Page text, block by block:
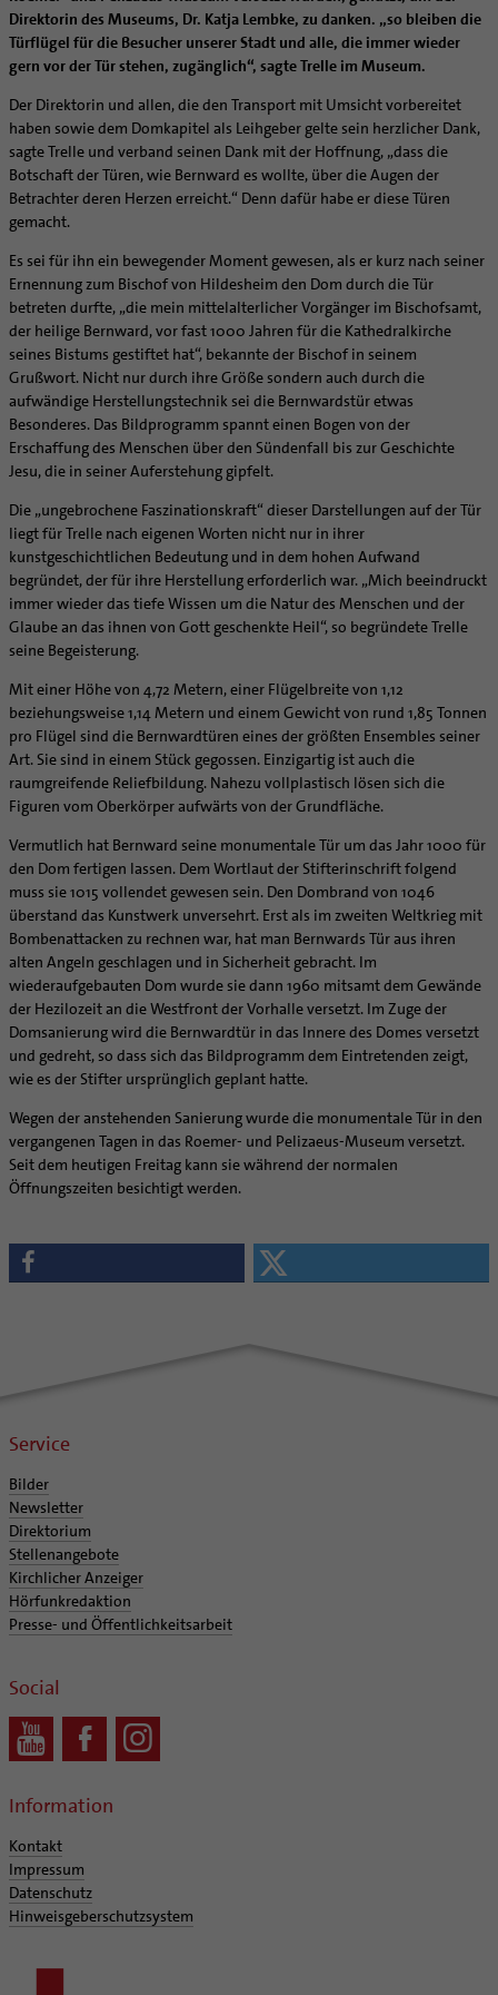
Ehe - Familie - Geschlechtergerechtigkeit
Kategoriale und Diakonale Seelsorge
Polizei- und Feuerwehr
Schule
Gefängnisseelsorge
Segensorte
Veranstaltungen
Supervision
Coaching
Aufbrüche in der Kirche
Ehrenamtliche
KirchenZeitung online
Verwaltungsbeauftragte / Verwaltungsleitungen in
Pfarrgemeinden
Direktorin des Museums, Dr. Katja Lembke, zu danken. „so bleiben die
Türflügel für die Besucher unserer Stadt und alle, die immer wieder
gern vor der Tür stehen, zugänglich“, sagte Trelle im Museum.
Der Direktorin und allen, die den Transport mit Umsicht vorbereitet
haben sowie dem Domkapitel als Leihgeber gelte sein herzlicher Dank,
sagte Trelle und verband seinen Dank mit der Hoffnung, „dass die
Botschaft der Türen, wie Bernward es wollte, über die Augen der
Betrachter deren Herzen erreicht.“ Denn dafür habe er diese Türen
gemacht.
Es sei für ihn ein bewegender Moment gewesen, als er kurz nach seiner
Ernennung zum Bischof von Hildesheim den Dom durch die Tür
betreten durfte, „die mein mittelalterlicher Vorgänger im Bischofsamt,
der heilige Bernward, vor fast 1000 Jahren für die Kathedralkirche
seines Bistums gestiftet hat“, bekannte der Bischof in seinem
Grußwort. Nicht nur durch ihre Größe sondern auch durch die
aufwändige Herstellungstechnik sei die Bernwardstür etwas
Besonderes. Das Bildprogramm spannt einen Bogen von der
Erschaffung des Menschen über den Sündenfall bis zur Geschichte
Jesu, die in seiner Auferstehung gipfelt.
Die „ungebrochene Faszinationskraft“ dieser Darstellungen auf der Tür
liegt für Trelle nach eigenen Worten nicht nur in ihrer
kunstgeschichtlichen Bedeutung und in dem hohen Aufwand
begründet, der für ihre Herstellung erforderlich war. „Mich beeindruckt
immer wieder das tiefe Wissen um die Natur des Menschen und der
Glaube an das ihnen von Gott geschenkte Heil“, so begründete Trelle
seine Begeisterung.
Mit einer Höhe von 4,72 Metern, einer Flügelbreite von 1,12
beziehungsweise 1,14 Metern und einem Gewicht von rund 1,85 Tonnen
pro Flügel sind die Bernwardtüren eines der größten Ensembles seiner
Art. Sie sind in einem Stück gegossen. Einzigartig ist auch die
raumgreifende Reliefbildung. Nahezu vollplastisch lösen sich die
Figuren vom Oberkörper aufwärts von der Grundfläche.
Vermutlich hat Bernward seine monumentale Tür um das Jahr 1000 für
den Dom fertigen lassen. Dem Wortlaut der Stifterinschrift folgend
muss sie 1015 vollendet gewesen sein. Den Dombrand von 1046
überstand das Kunstwerk unversehrt. Erst als im zweiten Weltkrieg mit
Bombenattacken zu rechnen war, hat man Bernwards Tür aus ihren
alten Angeln geschlagen und in Sicherheit gebracht. Im
wiederaufgebauten Dom wurde sie dann 1960 mitsamt dem Gewände
der Hezilozeit an die Westfront der Vorhalle versetzt. Im Zuge der
Domsanierung wird die Bernwardtür in das Innere des Domes versetzt
und gedreht, so dass sich das Bildprogramm dem Eintretenden zeigt,
wie es der Stifter ursprünglich geplant hatte.
Wegen der anstehenden Sanierung wurde die monumentale Tür in den
vergangenen Tagen in das Roemer- und Pelizaeus-Museum versetzt.
Seit dem heutigen Freitag kann sie während der normalen
Öffnungszeiten besichtigt werden.
Service
Bilder
Newsletter
Direktorium
Stellenangebote
Kirchlicher Anzeiger
Hörfunkredaktion
Presse- und Öffentlichkeitsarbeit
Social
Information
Kontakt
Impressum
Datenschutz
Hinweisgeberschutzsystem